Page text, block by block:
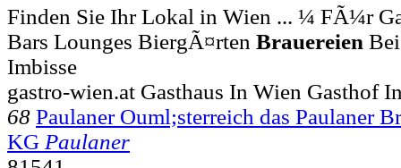
Finden Sie Ihr Lokal in Wien ... ¼ FÃ¼r
Bars Lounges BiergÃ¤rten Brauereien
Imbisse
gastro-wien.at Gasthaus In Wien Gasthof
68 Paulaner Ouml;sterreich das Paulaner
KG Paulaner